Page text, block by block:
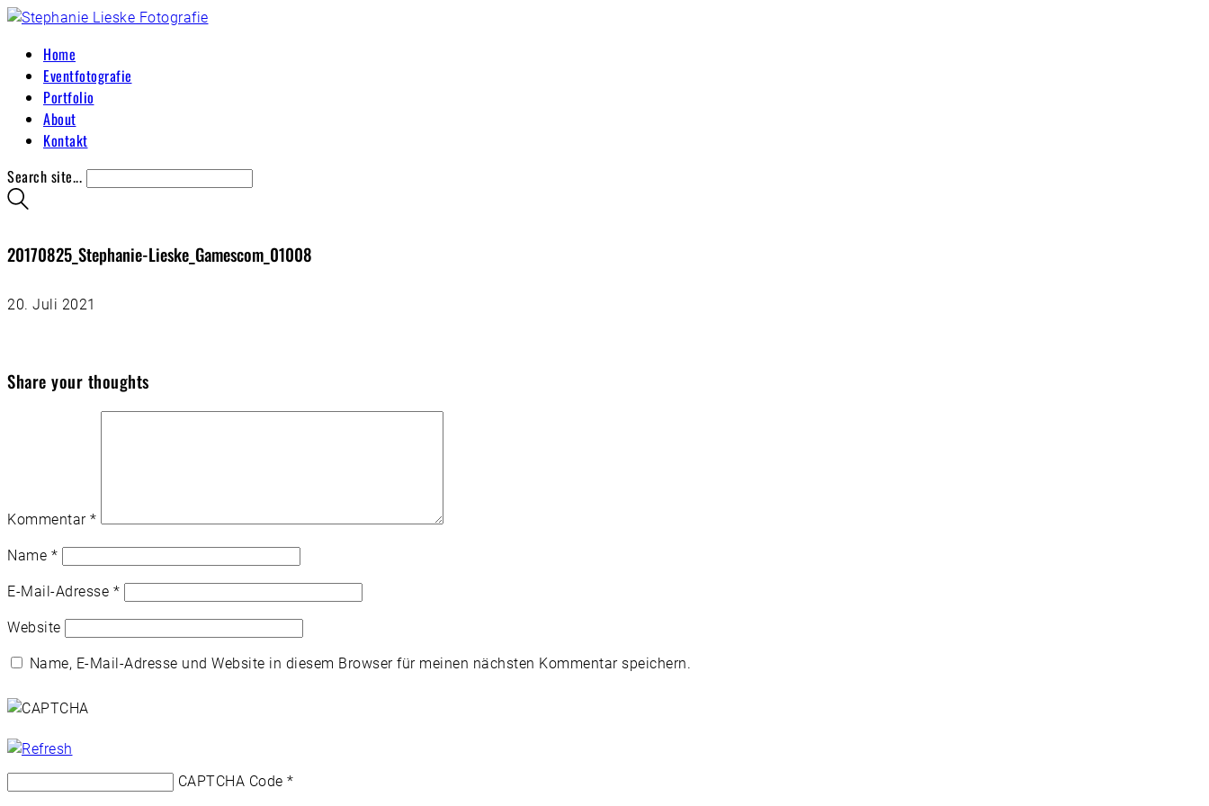
Home
Eventfotografie
Portfolio
About
Kontakt
Search site...
20170825_Stephanie-Lieske_Gamescom_01008
20. Juli 2021
Share your thoughts
Kommentar *
Name *
E-Mail-Adresse *
Website
Name, E-Mail-Adresse und Website in diesem Browser für meinen nächsten Kommentar speichern.
CAPTCHA Code *